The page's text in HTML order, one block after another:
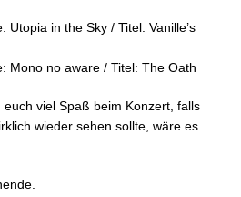
Utopia in the Sky / Titel: Vanille’s
Mono no aware / Titel: The Oath
viel Spaß beim Konzert, falls
wieder sehen sollte, wäre es